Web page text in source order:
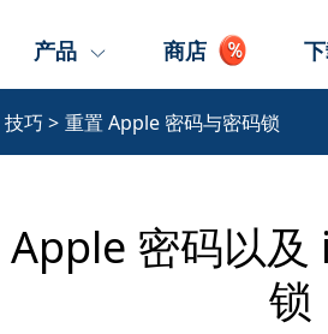
产品 商店
技巧 > 重置 Apple 密码与密码锁
密码以
锁